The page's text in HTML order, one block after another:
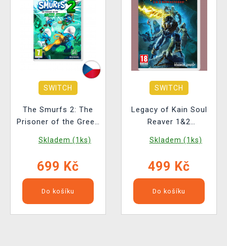
SWITCH
The Smurfs 2: The
Prisoner of the Green
Edition BAZAR
Skladem (1ks)
699 Kč
Do košíku
SWITCH
Legacy of Kain Soul
Reaver 1&2
Skladem (1ks)
499 Kč
Do košíku